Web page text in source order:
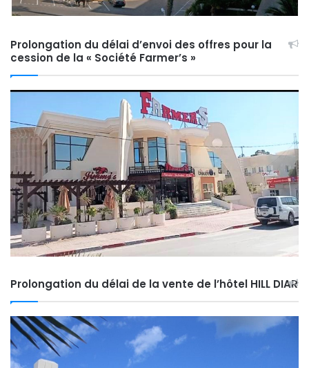
Prolongation du délai d’envoi des offres pour la
cession de la « Société Farmer’s »
Prolongation du délai de la vente de l’hôtel HILL DIAR